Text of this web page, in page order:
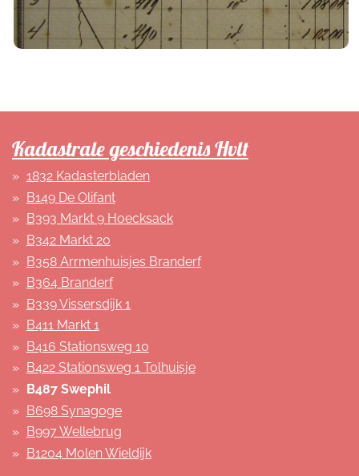
Kadastrale geschiedenis Hvlt
1832 Kadasterbladen
B149 De Olifant
B393 Markt 9 Hoecksack
B342 Markt 20
B358 Arrmenhuisjes Branderf
B364 Branderf
B339 Vissersdijk 1
B411 Markt 1
B416 Stationsweg 10
B422 Stationsweg 1 Tolhuisje
B487 Swephil
B698 Synagoge
B997 Wellebrug
B1204 Molen Wieldijk